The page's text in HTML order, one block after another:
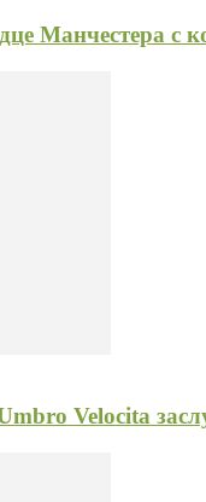
Манчестера с
Velocita